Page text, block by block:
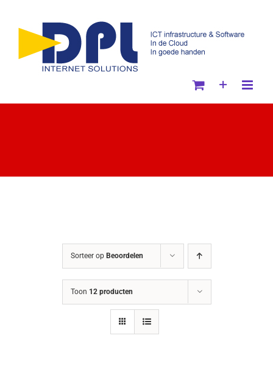
naar
Sorteer op Beoordelen
Toon 12 producten